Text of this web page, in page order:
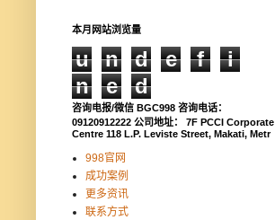
本月网站浏览量
u n d e f
i
n
e d
咨询电报/微信 BGC998 咨询电话：
09120912222 公司地址： 7F PCCI Corporate
Centre 118 L.P. Leviste Street, Makati, Metr
998官网
成功案例
更多资讯
联系方式